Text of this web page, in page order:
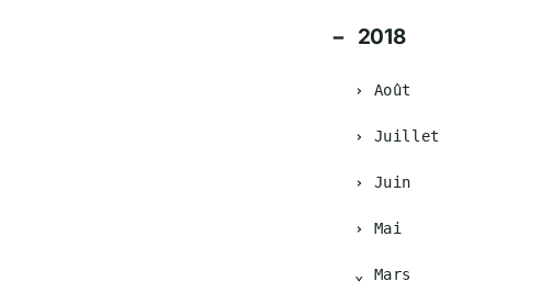
2018
Août
Juillet
Juin
Mai
Mars